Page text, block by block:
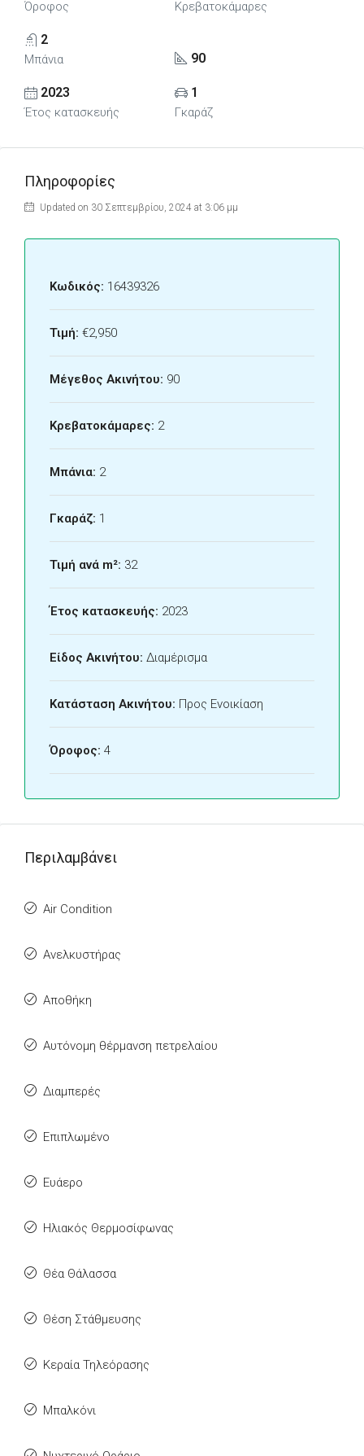
Όροφος Κρεβατοκάμαρες
2
Μπάνια 90
2023
Έτος κατασκευής
1
Γκαράζ
Πληροφορίες
Updated on 30 Σεπτεμβρίου, 2024 at 3:06 μμ
Κωδικός: 16439326
Τιμή: €2,950
Μέγεθος Ακινήτου: 90
Κρεβατοκάμαρες: 2
Μπάνια: 2
Γκαράζ: 1
Τιμή ανά m²: 32
Έτος κατασκευής: 2023
Είδος Ακινήτου: Διαμέρισμα
Κατάσταση Ακινήτου: Προς Ενοικίαση
Όροφος: 4
Περιλαμβάνει
Air Condition
Ανελκυστήρας
Αποθήκη
Αυτόνομη θέρμανση πετρελαίου
Διαμπερές
Επιπλωμένο
Ευάερο
Ηλιακός Θερμοσίφωνας
Θέα Θάλασσα
Θέση Στάθμευσης
Κεραία Τηλεόρασης
Μπαλκόνι